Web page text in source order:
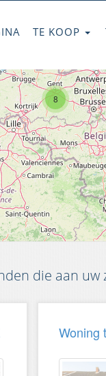
TE KOOP
8
die aan
Woning